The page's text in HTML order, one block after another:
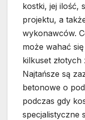
kostki, jej ilość,
projektu, a
wykonawców.
może wahać
kilkuset
Najtańsze są
betonowe o
podczas gdy
specjalistyczne